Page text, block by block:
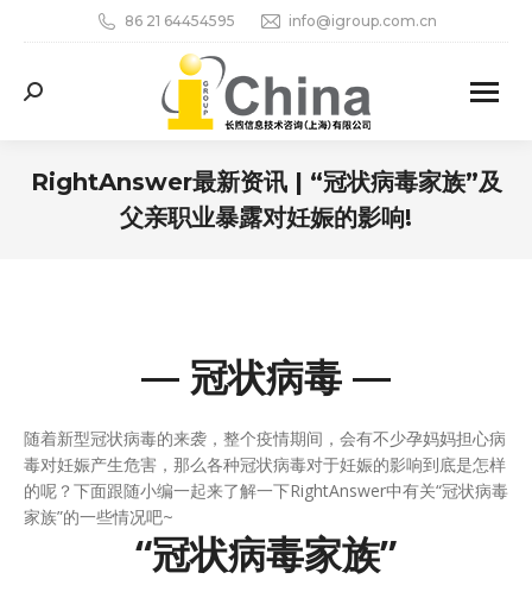
86 21 64454595 info@igroup.com.cn
Search:
RightAnswer最新资讯 | “冠状病毒家族”及
父亲职业暴露对妊娠的影响!
— 冠状病毒 —
随着新型冠状病毒的来袭，整个疫情期间，会有不少孕妈妈担心病
毒对妊娠产生危害，那么各种冠状病毒对于妊娠的影响到底是怎样
的呢？下面跟随小编一起来了解一下RightAnswer中有关“冠状病毒
家族”的一些情况吧~
“冠状病毒家族”